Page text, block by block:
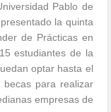
Pablo de
la quinta
de Prácticas en
estudiantes de la
optar hasta el
para realizar
empresas de